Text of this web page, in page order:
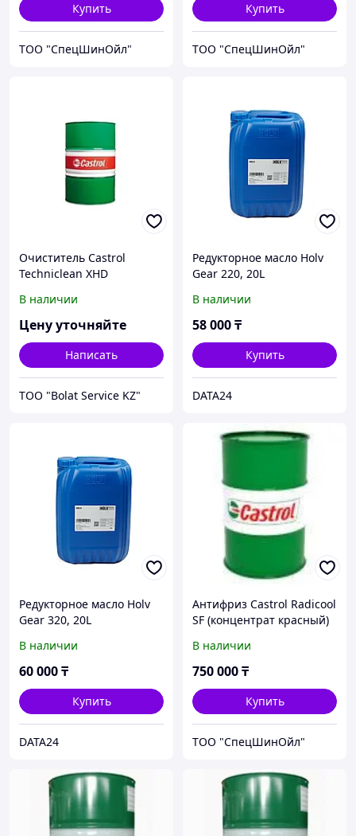
Купить
ТОО "СпецШинОйл"
Купить
ТОО "СпецШинОйл"
Очиститель Castrol
Techniclean XHD
В наличии
Цену уточняйте
Написать
ТОО "Bolat Service KZ"
Редукторное масло Holv
Gear 220, 20L
В наличии
58 000₸
Купить
DATA24
Редукторное масло Holv
Gear 320, 20L
В наличии
60 000₸
Купить
DATA24
Антифриз Castrol Radicool
SF (концентрат красный)
В наличии
750 000₸
Купить
ТОО "СпецШинОйл"